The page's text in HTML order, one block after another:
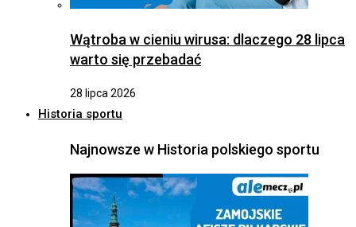
Wątroba w cieniu wirusa: dlaczego 28 lipca
warto się przebadać
28 lipca 2026
Historia sportu
Najnowsze w Historia polskiego sportu